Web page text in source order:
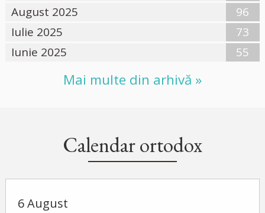
August 2025
96
Iulie 2025
73
Iunie 2025
55
Mai multe din arhivă »
Calendar ortodox
6 August